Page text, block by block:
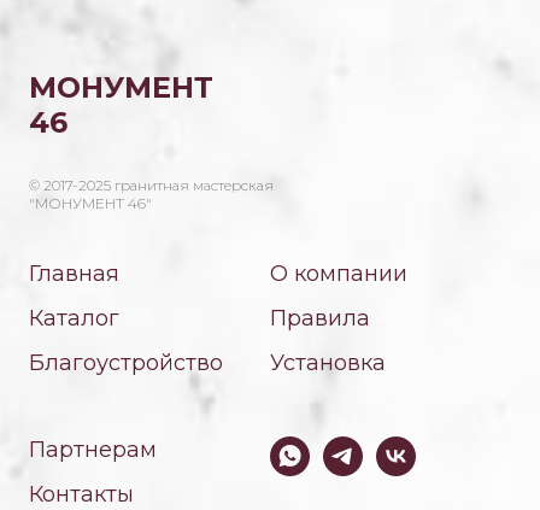
МОНУМЕНТ
46
© 2017-2025 гранитная мастерская
"МОНУМЕНТ 46"
Главная
Каталог
Благоустройство
О компании
Правила
Установка
Партнерам
Контакты